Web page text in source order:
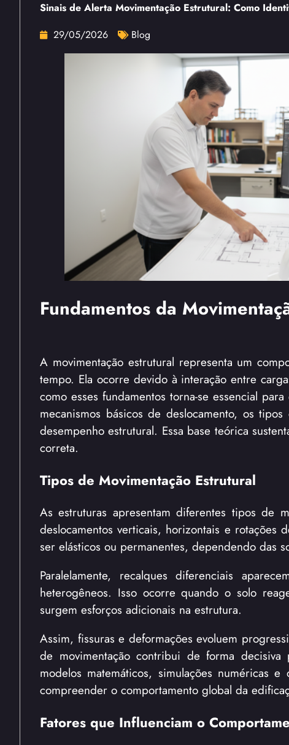
Sinais de Alerta Movimentação Estrutural: Como
29/05/2026
Blog
Fundamentos da
A movimentação estrutural representa um
tempo. Ela ocorre devido à interação entre
como esses fundamentos torna-se essencial
mecanismos básicos de deslocamento, os
desempenho estrutural. Essa base teórica
correta.
Tipos de Movimentação Estrutural
As estruturas apresentam diferentes tipos de
deslocamentos verticais, horizontais e rotações
ser elásticos ou permanentes, dependendo das
Paralelamente, recalques diferenciais
heterogêneos. Isso ocorre quando o solo
surgem esforços adicionais na estrutura.
Assim, fissuras e deformações evoluem
de movimentação contribui de forma
modelos matemáticos, simulações numéricas
compreender o comportamento global da
Fatores que Influenciam o